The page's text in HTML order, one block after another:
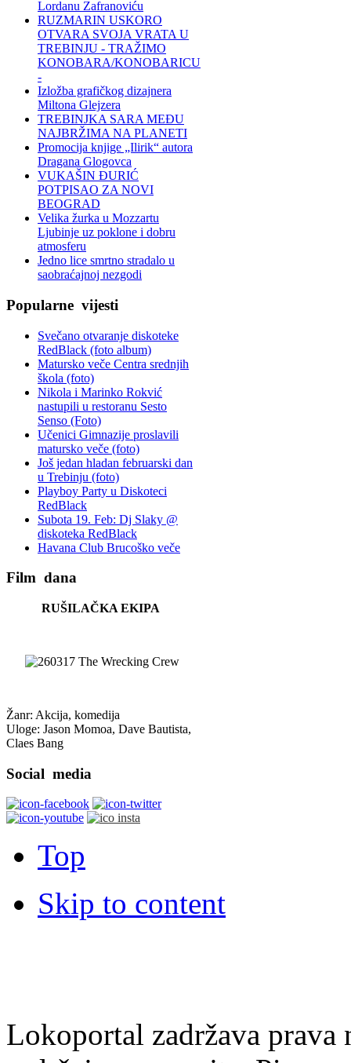
Lordanu Zafranoviću
RUZMARIN USKORO
OTVARA SVOJA VRATA U
TREBINJU - TRAŽIMO
KONOBARA/KONOBARICU
-
Izložba grafičkog dizajnera
Miltona Glejzera
TREBINЈKA SARA MEĐU
NAJBRŽIMA NA PLANETI
Promocija knjige „Ilirik“ autora
Dragana Glogovca
VUKAŠIN ĐURIĆ
POTPISAO ZA NOVI
BEOGRAD
Velika žurka u Mozzartu
Ljubinje uz poklone i dobru
atmosferu
Jedno lice smrtno stradalo u
saobraćajnoj nezgodi
Popularne vijesti
Svečano otvaranje diskoteke
RedBlack (foto album)
Matursko veče Centra srednjih
škola (foto)
Nikola i Marinko Rokvić
nastupili u restoranu Sesto
Senso (Foto)
Učenici Gimnazije proslavili
matursko veče (foto)
Još jedan hladan februarski dan
u Trebinju (foto)
Playboy Party u Diskoteci
RedBlack
Subota 19. Feb: Dj Slaky @
diskoteka RedBlack
Havana Club Brucoško veče
Film dana
RUŠILAČKA EKIPA
Žanr: Akcija, komedija
Uloge: Jason Momoa, Dave Bautista,
Claes Bang
Social media
Top
Skip to content
Lokoportal zadržava